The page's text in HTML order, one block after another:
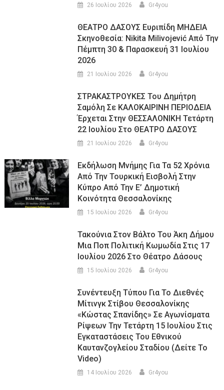
26 Ιουλίου 2026 Gr4you
ΘΕΑΤΡΟ ΔΑΣΟΥΣ Ευριπίδη ΜΗΔΕΙΑ
Σκηνοθεσία: Nikita Milivojević Από Την
Πέμπτη 30 & Παρασκευή 31 Ιουλίου
2026
21 Ιουλίου 2026 Gr4you
ΣΤΡΑΚΑΣΤΡΟΥΚΕΣ Του Δημήτρη
Σαμόλη Σε ΚΑΛΟΚΑΙΡΙΝΗ ΠΕΡΙΟΔΕΙΑ
Έρχεται Στην ΘΕΣΣΑΛΟΝΙΚΗ Τετάρτη
22 Ιουλίου Στο ΘΕΑΤΡΟ ΔΑΣΟΥΣ
21 Ιουλίου 2026 Gr4you
Εκδήλωση Μνήμης Για Τα 52 Χρόνια
Από Την Τουρκική Εισβολή Στην
Κύπρο Από Την Ε’ Δημοτική
Κοινότητα Θεσσαλονίκης
15 Ιουλίου 2026 Gr4you
Τακούνια Στον Βάλτο Του Άκη Δήμου
Μια Ποπ Πολιτική Κωμωδία Στις 17
Ιουλίου 2026 Στο Θέατρο Δάσους
15 Ιουλίου 2026 Gr4you
Συνέντευξη Τύπου Για Το Διεθνές
Μίτινγκ Στίβου Θεσσαλονίκης
«Κώστας Σπανίδης» Σε Αγωνίσματα
Ρίψεων Την Τετάρτη 15 Ιουλίου Στις
Εγκαταστάσεις Του Εθνικού
Καυτανζογλείου Σταδίου (Δείτε Το
Video)
14 Ιουλίου 2026 Gr4you